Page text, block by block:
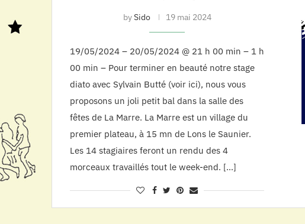
bySido 19 mai 2024
19/05/2024 – 20/05/2024 @ 21 h 00 min – 1 h
00 min – Pour terminer en beauté notre stage
diato avec Sylvain Butté (voir ici), nous vous
proposons un joli petit bal dans la salle des
fêtes de La Marre. La Marre est un village du
premier plateau, à 15 mn de Lons le Saunier.
Les 14 stagiaires feront un rendu des 4
morceaux travaillés tout le week-end. […]